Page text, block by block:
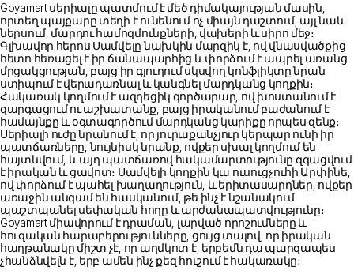
Goyamart սերիալը պատմում է մեծ դիմակայության մասին,
որտեղ պայքարը տեղի է ունենում ոչ միայն դաշտում, այլ նաև
ներսում, մարդու համոզմունքների, վախերի և սիրո մեջ։
Գլխավոր հերոս Սամվելը նախկին մարզիկ է, ով վնասվածքից
հետո հեռացել է իր ճանապարհից և փորձում է ապրել առանց
մրցակցության, բայց իր գյուղում սկսվող կոնֆլիկտը նրան
ստիպում է վերադառնալ և կանգնել մարդկանց կողքին։
Հակառակ կողմում է ազդեցիկ գործարար, ով խոստանում է
զարգացում ու աշխատանք, բայց իրականում բաժանում է
համայնքը և օգտագործում մարդկանց կարիքը որպես զենք։
Սերիալի ուժը նրանում է, որ յուրաքանչյուր կերպար ունի իր
պատճառները, նույնիսկ նրանք, ովքեր սխալ կողմում են
հայտնվում, և այդ պատճառով հակամարտությունը զգացվում
է իրական և ցավոտ։ Սամվելի կողքին կա ուսուցչուհի Արփինե,
ով փորձում է պահել խաղաղություն, և երիտասարդներ, ովքեր
առաջին անգամ են հասկանում, թե ինչ է նշանակում
պաշտպանել սեփական հողը և արժանապատվությունը։
Goyamart միավորում է դրաման, լարված որոշումները և
հուզական հարաբերությունները, ցույց տալով, որ իրական
հաղթանակը միշտ չէ, որ աղմկոտ է, երբեմն դա պարզապես
չհանձնվելն է, երբ ամեն ինչ քեզ հուշում է հակառակը։